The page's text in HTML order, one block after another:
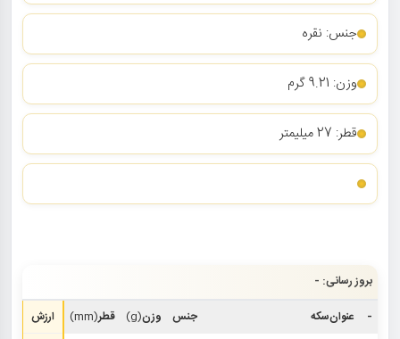
جنس: نقره
وزن: 9.21 گرم
قطر: 27 میلیمتر
بروز رسانی: -
-
عنوان‌سکه جنس وزن(g) قطر(mm)
ارزش